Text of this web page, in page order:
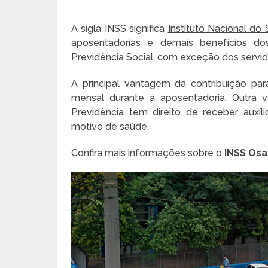
A sigla INSS significa Instituto Nacional do
aposentadorias e demais benefícios
Previdência Social, com exceção dos
A principal vantagem da contribuição
mensal durante a aposentadoria.
Previdência tem direito de receber
motivo de saúde.
Confira mais informações sobre o INSS